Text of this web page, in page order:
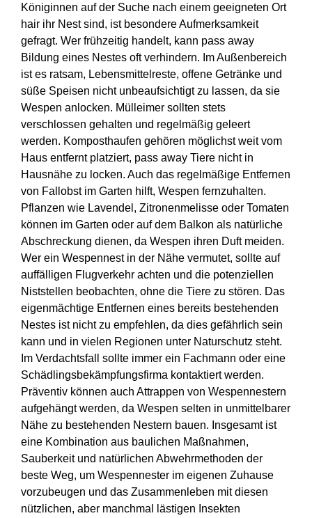
Königinnen auf der Suche nach einem geeigneten Ort
hair ihr Nest sind, ist besondere Aufmerksamkeit
gefragt. Wer frühzeitig handelt, kann pass away
Bildung eines Nestes oft verhindern. Im Außenbereich
ist es ratsam, Lebensmittelreste, offene Getränke und
süße Speisen nicht unbeaufsichtigt zu lassen, da sie
Wespen anlocken. Mülleimer sollten stets
verschlossen gehalten und regelmäßig geleert
werden. Komposthaufen gehören möglichst weit vom
Haus entfernt platziert, pass away Tiere nicht in
Hausnähe zu locken. Auch das regelmäßige Entfernen
von Fallobst im Garten hilft, Wespen fernzuhalten.
Pflanzen wie Lavendel, Zitronenmelisse oder Tomaten
können im Garten oder auf dem Balkon als natürliche
Abschreckung dienen, da Wespen ihren Duft meiden.
Wer ein Wespennest in der Nähe vermutet, sollte auf
auffälligen Flugverkehr achten und die potenziellen
Niststellen beobachten, ohne die Tiere zu stören. Das
eigenmächtige Entfernen eines bereits bestehenden
Nestes ist nicht zu empfehlen, da dies gefährlich sein
kann und in vielen Regionen unter Naturschutz steht.
Im Verdachtsfall sollte immer ein Fachmann oder eine
Schädlingsbekämpfungsfirma kontaktiert werden.
Präventiv können auch Attrappen von Wespennestern
aufgehängt werden, da Wespen selten in unmittelbarer
Nähe zu bestehenden Nestern bauen. Insgesamt ist
eine Kombination aus baulichen Maßnahmen,
Sauberkeit und natürlichen Abwehrmethoden der
beste Weg, um Wespennester im eigenen Zuhause
vorzubeugen und das Zusammenleben mit diesen
nützlichen, aber manchmal lästigen Insekten